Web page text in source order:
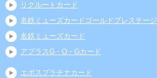
リクルートカード
名鉄ミューズカードゴールドプレステージ
名鉄ミューズカード
アプラスG・O・Gカード
エポスプラチナカード